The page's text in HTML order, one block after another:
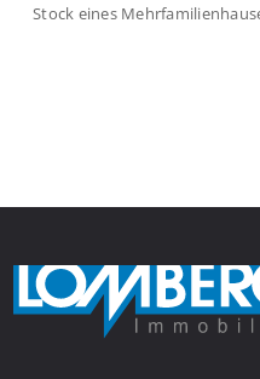
Stock eines